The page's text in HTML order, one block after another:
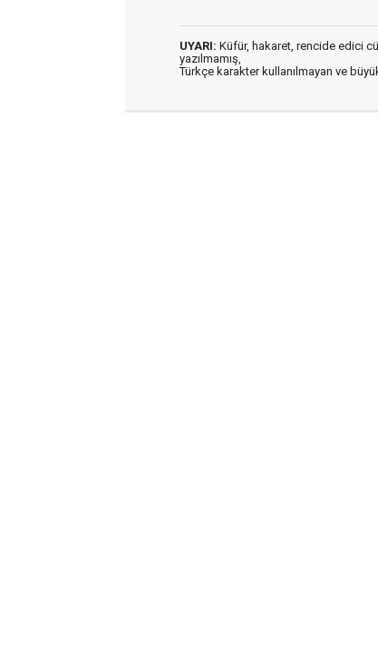
UYARI: Küfür, hakaret, rencide edici
yazılmamış,
Türkçe karakter kullanılmayan ve